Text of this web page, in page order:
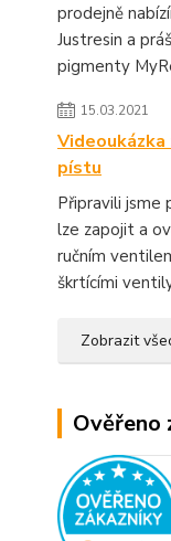
prodejně
Justresin a
pigmenty
15.03.2021
pístu
Připravili jsme
lze zapojit a
ručním
škrtícími
Zobrazit
Ověřeno